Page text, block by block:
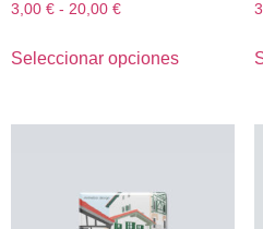
3,00 € - 20,00 €
Seleccionar opciones